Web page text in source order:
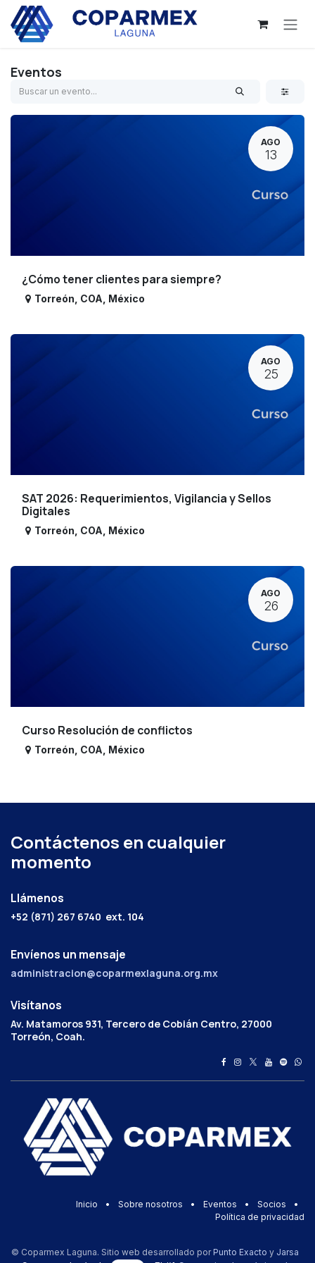
Ir al contenido
Eventos
AGO
13
¿Cómo tener clientes para siempre?
Torreón COA México
AGO
25
SAT 2026: Requerimientos, Vigilancia y Sellos
Digitales
Torreón COA México
AGO
26
Curso Resolución de conflictos
Torreón COA México
Contáctenos en cualquier
momento
Llámenos
+52 (871) 267 6740 ext. 104
Envíenos un mensaje
administracion@coparmexlaguna.org.mx
Visítanos
Av. Matamoros 931, Tercero de Cobián Centro, 27000
Torreón, Coah.
Inicio • Sobre nosotros • Eventos • Socios
•
Política de privacidad
© Coparmex Laguna. Sitio web desarrollado por Punto Exacto y Jarsa